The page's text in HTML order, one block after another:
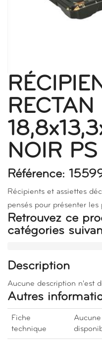
RECTAN
NOIR
Référence:
Récipients et assiettes
pensés pour présenter les
Retrouvez ce
catégories
Description
Aucune description n'est
Autres
Fiche
technique